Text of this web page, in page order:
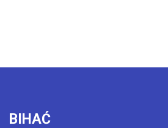
BIHAĆ